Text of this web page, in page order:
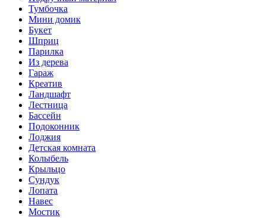
Тумбочка
Мини домик
Букет
Шприц
Парилка
Из дерева
Гараж
Креатив
Ландшафт
Лестница
Бассейн
Подоконник
Лоджия
Детская комната
Колыбель
Крыльцо
Сундук
Лопата
Навес
Мостик